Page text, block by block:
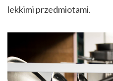
lekkimi przedmiotami.